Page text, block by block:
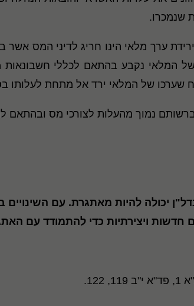
ערך מלאי הינו חריג לדיני המס
המלאי נקבע בהתאם לכללי חשבונאות
שערכו של המלאי ירד אל מתחת לעלותו
נמוך מהעלות לצורכי מס ובהתאם
יכולה להיות מאתגרת. עם
חדשות ויצירתיות כדי להתמודד עם